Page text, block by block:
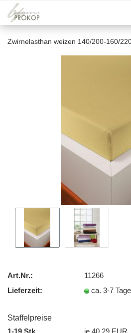
Zwirnelasthan weizen 140/200-160/
Art.Nr.:
11266
Lieferzeit:
ca. 3-7
Staffelpreise
1-19 Stk.
je 40,29 EUR